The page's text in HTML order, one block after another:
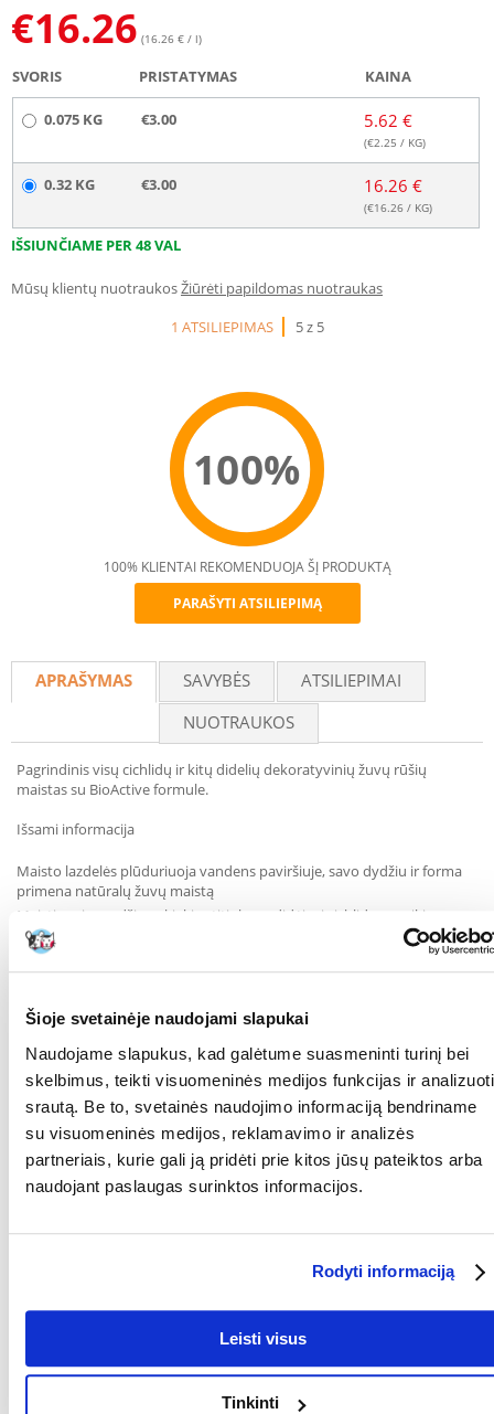
Šioje svetainėje naudojami slapukai
Naudojame slapukus, kad galėtume suasmeninti turinį bei
skelbimus, teikti visuomeninės medijos funkcijas ir analizuoti
srautą. Be to, svetainės naudojimo informaciją bendriname
su visuomeninės medijos, reklamavimo ir analizės
partneriais, kurie gali ją pridėti prie kitos jūsų pateiktos arba
naudojant paslaugas surinktos informacijos.
Rodyti informaciją
Leisti visus
Tinkinti
€16.26 (16.26 € / l)
SVORIS PRISTATYMAS KAINA
0.075 KG €3.00 5.62 €
(€2.25 / KG)
0.32 KG €3.00 16.26 €
(€16.26 / KG)
IŠSIUNČIAME PER 48 VAL
Mūsų klientų nuotraukosŽiūrėti papildomas nuotraukas
1 ATSILIEPIMAS
5 z 5
100%
Recommend
100% KLIENTAI REKOMENDUOJA ŠĮ PRODUKTĄ
PARAŠYTI ATSILIEPIMĄ
APRAŠYMAS SAVYBĖS
ATSILIEPIMAI
NUOTRAUKOS
Pagrindinis visų cichlidų ir kitų didelių dekoratyvinių žuvų rūšių
maistas su BioActive formule.
Išsami informacija
Maisto lazdelės plūduriuoja vandens paviršiuje, savo dydžiu ir forma
primena natūralų žuvų maistą
Maistingųjų medžiagų kiekis atitinka padidėjusį cichlidų poreikį
gyvūniniams baltymams, užtikrina subalansuotą mitybą, atitinkančią
natūralius šių žuvų rūšių mitybos įpročius
Padidina spalvos intensyvumą, atsparumą ir augimą
Sudėtis
Žuvis ir žuvų dariniai, augaliniai produktai, augalinių baltymų
ekstraktai, mielės, grūdai, aliejus ir riebalai, mineralai, dumbliai, įvairūs
cukrūs (oligofruktozė 1 %).
Analizė
6,0 %.
Vitaminai: Vitaminas D3 1900 TV/kg. Mikroelementai: manganas
(mangano (II) sulfato monohidratas) 69 mg/kg, cinkas (cinko sulfato
monohidratas) 41 mg/kg, geležis (geležies (II) sulfato monohidratas) 27
mg/kg. Jungiamosios medžiagos: Bentonitas-montmorilonitas 5100
mg/kg. Dažikliai, konservantai, antioksidantai.